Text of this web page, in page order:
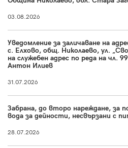
03.08.2026
Уведомление за заличаване на
с. Елхово, общ. Николаево, ул.
на служебен адрес по реда на чл.
Антон Илиев
31.07.2026
Забрана, до второ нареждане, за
вода за дейности, несвързани с
28.07.2026